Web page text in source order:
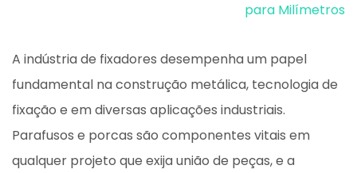
para Milímetros
A indústria de fixadores desempenha um papel
fundamental na construção metálica, tecnologia de
fixação e em diversas aplicações industriais.
Parafusos e porcas são componentes vitais em
qualquer projeto que exija união de peças, e a